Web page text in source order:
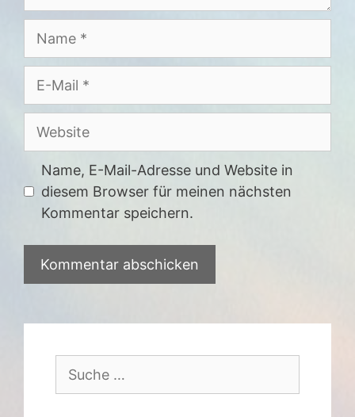
Website
Name, E-Mail-Adresse und Website in
diesem Browser für meinen nächsten
Kommentar speichern.
nach: